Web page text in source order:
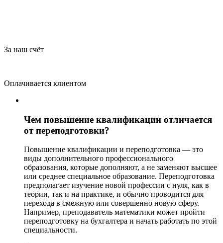
За наш счёт
Оплачивается клиентом
Чем повышение квалификации отличается
от переподготовки?
Повышение квалификации и переподготовка — это
виды дополнительного профессионального
образования, которые дополняют, а не заменяют высшее
или среднее специальное образование. Переподготовка
предполагает изучение новой профессии с нуля, как в
теории, так и на практике, и обычно проводится для
перехода в смежную или совершенно новую сферу.
Например, преподаватель математики может пройти
переподготовку на бухгалтера и начать работать по этой
специальности.